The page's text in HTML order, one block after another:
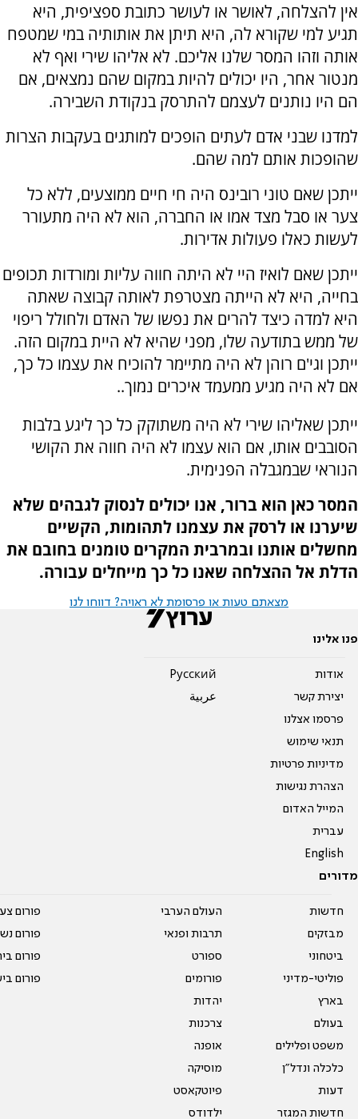
אין להצלחה, לאושר או לעושר כתובת ספציפית, היא
תגיע למי שקורא לה, היא תיתן את אותותיה במי שמטפח
אותה וזהו המסר שלנו אליכם. לא אליהו שירי ואף לא
מנטור אחר, היו יכולים להיות במקום שהם נמצאים, אם
הם היו נותנים לעצמם להתרסק בנקודת השבירה.
למדנו שבני אדם לעתים הופכים למותגים בעקבות הצרות
שהופכות אותם למה שהם.
ייתכן שאם טוני רובינס היה חי חיים ממוצעים, ללא כל
צער או סבל מצד אמו או החברה, הוא לא היה מתעורר
לעשות כאלו פעולות אדירות.
ייתכן שאם לואיז היי לא היתה חווה עליות ומורדות תכופים
בחייה, היא לא הייתה מצטרפת לאותה קבוצה שאתה
היא למדה כיצד להרים את נפשו של האדם ולחולל ריפוי
של ממש בתודעה שלו, מפני שהיא לא היית במקום הזה.
ייתכן וגי'ם רוהן לא היה מתיימר להוכיח את עצמו כל כך,
אם לא היה מגיע ממעמד איכרים נמוך..
ייתכן שאליהו שירי לא היה משתוקק כל כך ליגע בלבות
הסובבים אותו, אם הוא עצמו לא היה חווה את הקושי
הנוראי שבמגבלה הפנימית.
המסר כאן הוא ברור, אנו יכולים לנסוק לגבהים שלא
שיערנו או לרסק את עצמנו לתהומות, הקשיים
מחשלים אותנו ובמרבית המקרים טומנים בחובם את
הדלת אל ההצלחה שאנו כל כך מייחלים עבורה.
מצאתם טעות או פרסומת לא ראויה? דווחו לנו
פנו אלינו
אודות
יצירת קשר
פרסמו אצלנו
תנאי שימוש
מדיניות פרטיות
הצהרת נגישות
המייל האדום
עברית
English
Pусский
عربية
מדורים
חדשות
מבזקים
ביטחוני
פוליטי-מדיני
בארץ
בעולם
משפט ופלילים
כלכלה ונדל"ן
דעות
חדשות המגזר
העולם הערבי
תרבות ופנאי
ספורט
פורומים
יהדות
צרכנות
אופנה
מוסיקה
פיוטקאסט
ילדודס
פורום
פורום
פורום
פורום